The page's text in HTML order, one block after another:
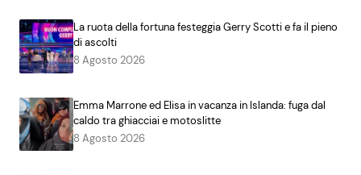
La ruota della fortuna festeggia Gerry Scotti e fa il pieno
di ascolti
8 Agosto 2026
Emma Marrone ed Elisa in vacanza in Islanda: fuga dal
caldo tra ghiacciai e motoslitte
8 Agosto 2026